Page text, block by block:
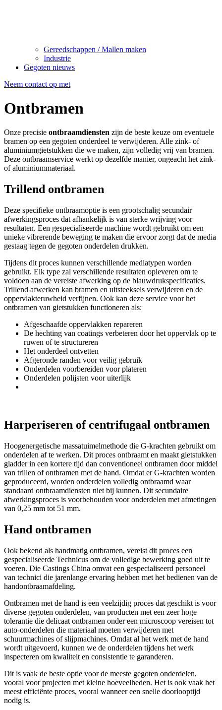
Gereedschappen / Mallen maken
Industrie
Gegoten nieuws
Neem contact op met
Ontbramen
Onze precisie ontbraamdiensten zijn de beste keuze om eventuele
bramen op een gegoten onderdeel te verwijderen. Alle zink- of
aluminiumgietstukken die we maken, zijn volledig vrij van bramen.
Deze ontbraamservice werkt op dezelfde manier, ongeacht het zink-
of aluminiummateriaal.
Trillend ontbramen
Deze specifieke ontbraamoptie is een grootschalig secundair
afwerkingsproces dat afhankelijk is van sterke wrijving voor
resultaten. Een gespecialiseerde machine wordt gebruikt om een
unieke vibrerende beweging te maken die ervoor zorgt dat de media
gestaag tegen de gegoten onderdelen drukken.
Tijdens dit proces kunnen verschillende mediatypen worden
gebruikt. Elk type zal verschillende resultaten opleveren om te
voldoen aan de vereiste afwerking op de blauwdrukspecificaties.
Trillend afwerken kan bramen en uitsteeksels verwijderen en de
oppervlakteruwheid verfijnen. Ook kan deze service voor het
ontbramen van gietstukken functioneren als:
Afgeschaafde oppervlakken repareren
De hechting van coatings verbeteren door het oppervlak op te
ruwen of te structureren
Het onderdeel ontvetten
Afgeronde randen voor veilig gebruik
Onderdelen voorbereiden voor plateren
Onderdelen polijsten voor uiterlijk
Harperiseren of centrifugaal ontbramen
Hoogenergetische massatuimelmethode die G-krachten gebruikt om
onderdelen af te werken. Dit proces ontbraamt en maakt gietstukken
gladder in een kortere tijd dan conventioneel ontbramen door middel
van trillen of ontbramen met de hand. Omdat er G-krachten worden
geproduceerd, worden onderdelen volledig ontbraamd waar
standaard ontbraamdiensten niet bij kunnen. Dit secundaire
afwerkingsproces is voorbehouden voor onderdelen met afmetingen
van 0,25 mm tot 51 mm.
Hand ontbramen
Ook bekend als handmatig ontbramen, vereist dit proces een
gespecialiseerde Technicus om de volledige bewerking goed uit te
voeren. Die Castings China omvat een gespecialiseerd personeel
van technici die jarenlange ervaring hebben met het bedienen van de
handontbraamafdeling.
Ontbramen met de hand is een veelzijdig proces dat geschikt is voor
diverse gegoten onderdelen, van producten met een zeer hoge
tolerantie die delicaat ontbramen onder een microscoop vereisen tot
auto-onderdelen die materiaal moeten verwijderen met
schuurmachines of slijpmachines. Omdat al het werk met de hand
wordt uitgevoerd, kunnen we de onderdelen tijdens het werk
inspecteren om kwaliteit en consistentie te garanderen.
Dit is vaak de beste optie voor de meeste gegoten onderdelen,
vooral voor projecten met kleine hoeveelheden. Het is ook vaak het
meest efficiënte proces, vooral wanneer een snelle doorlooptijd
nodig is.